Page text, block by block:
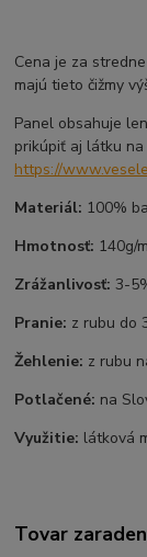
Cena je za
majú tieto čižmy
Panel obsahuje
prikúpiť aj látku
https://
Materiál: 100%
Hmotnosť: 140g/
Zrážanlivosť: 3-
Pranie: z rubu do
Žehlenie: z rubu
Potlačené: na
Využitie: látková
Tovar